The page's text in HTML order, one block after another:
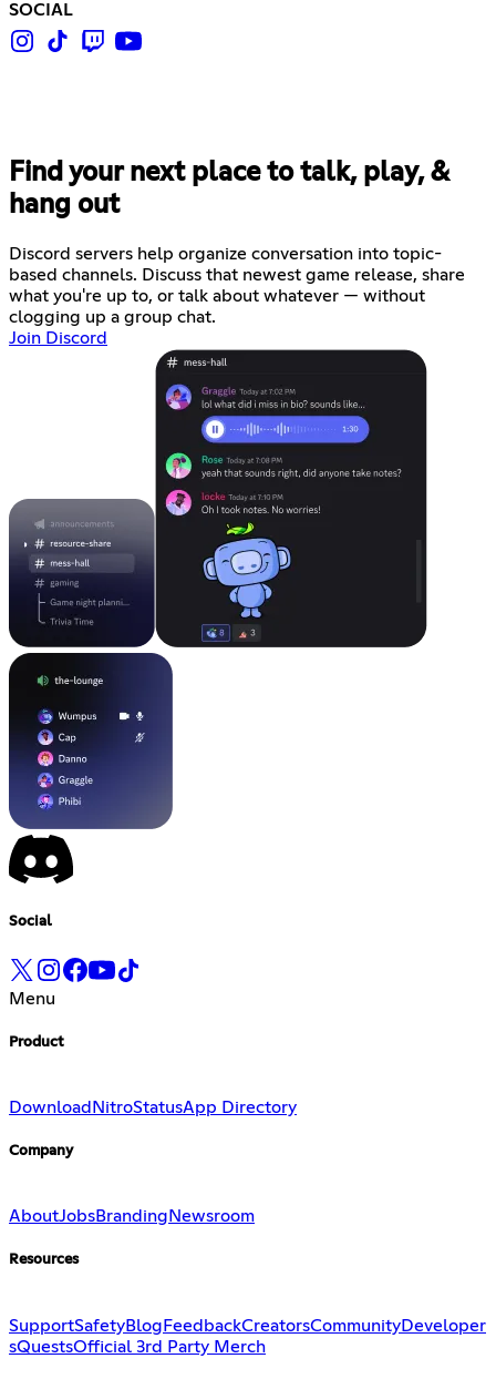
SOCIAL
Find your next place to talk, play, &
hang out
Discord servers help organize conversation into topic-
based channels. Discuss that newest game release, share
what you're up to, or talk about whatever — without
clogging up a group chat.
Join Discord
Social
Menu
Product
Download NitroStatusApp Directory
Company
AboutJobsBranding Newsroom
Resources
SupportSafetyBlogFeedbackCreatorsCommunityDeveloper
sQuestsOfficial 3rd Party Merch